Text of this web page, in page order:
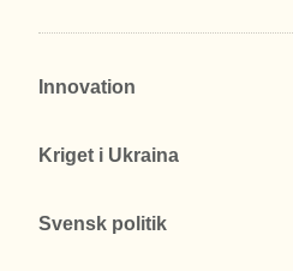
Innovation
Kriget i Ukraina
Svensk politik